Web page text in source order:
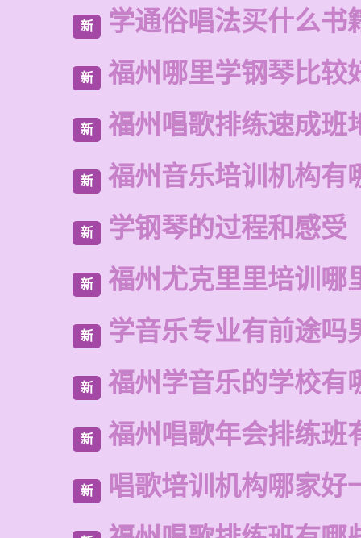
新 学通俗唱法买什么书
新 福州哪里学钢琴比较
新 福州唱歌排练速成班
新 福州音乐培训机构有
新 学钢琴的过程和感受
新 福州尤克里里培训哪
新 学音乐专业有前途吗
新 福州学音乐的学校有
新 福州唱歌年会排练班
新 唱歌培训机构哪家好